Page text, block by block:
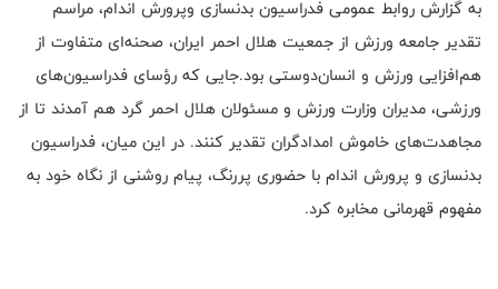
به گزارش روابط عمومی فدراسیون بدنسازی و‌پرورش اندام، مراسم
تقدیر جامعه ورزش از جمعیت هلال احمر ایران، صحنه‌ای متفاوت از
هم‌افزایی ورزش و انسان‌دوستی بود.جایی که رؤسای فدراسیون‌های
ورزشی، مدیران وزارت ورزش و مسئولان هلال احمر گرد هم آمدند تا از
مجاهدت‌های خاموش امدادگران تقدیر کنند. در این میان، فدراسیون
بدنسازی و پرورش اندام با حضوری پررنگ، پیام روشنی از نگاه خود به
مفهوم قهرمانی مخابره کرد.